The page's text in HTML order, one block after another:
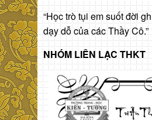
“Học trò tụi em suốt đời
dạy dỗ của các Thầy Cô.”
NHÓM LIÊN LẠC THKT